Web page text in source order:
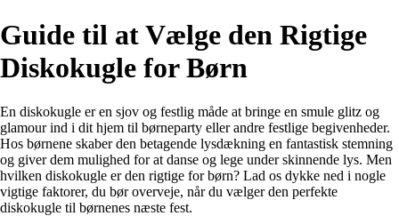
Guide til at Vælge den Rigtige
Diskokugle for Børn
En diskokugle er en sjov og festlig måde at bringe en smule glitz og
glamour ind i dit hjem til børneparty eller andre festlige begivenheder.
Hos børnene skaber den betagende lysdækning en fantastisk stemning
og giver dem mulighed for at danse og lege under skinnende lys. Men
hvilken diskokugle er den rigtige for børn? Lad os dykke ned i nogle
vigtige faktorer, du bør overveje, når du vælger den perfekte
diskokugle til børnenes næste fest.